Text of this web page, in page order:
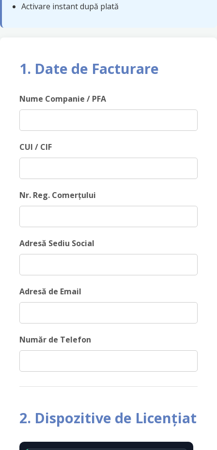
Activare instant după plată
1. Date de Facturare
Nume Companie / PFA
CUI / CIF
Nr. Reg. Comerțului
Adresă Sediu Social
Adresă de Email
Număr de Telefon
2. Dispozitive de Licențiat